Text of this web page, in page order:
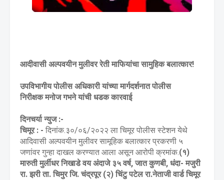
आदीवासी अल्पवयीन मुलीवर रेती माफियांचा सामुहिक बलात्कार!
उपविभागीय पोलीस अधिकारी यांच्या मार्गदर्शनात पोलीस
निरीक्षक मनोज गभने यांची धडक कारवाई
दिनचर्या न्युज :-
चिमूर : - दिनांक.३०/०६/२०२२ ला चिमूर पोलीस स्टेशन येथे
आदिवासी अल्पवयीन मुलीवर सामूहिक बलात्कार प्रकरणी ५
जणांवर गुन्हा दाखल करण्यात आला असून आरोपी क्रमांक.(१)
मारुती मुर्लीधर निखाडे वय अंदाजे ३५ वर्ष, जात कुणबी, धंदा- मजुरी
रा. झरी ता. चिमुर जि. चंद्रपूर (२) चिंटु पटेल रा.नेताजी वार्ड चिमूर